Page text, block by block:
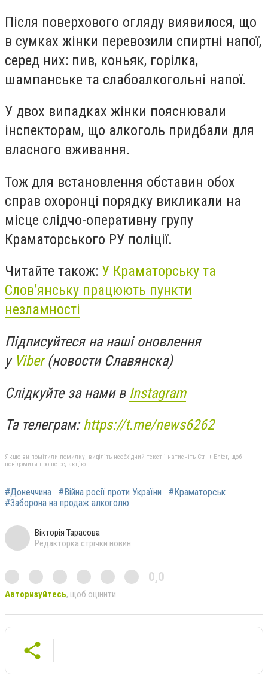
Після поверхового огляду виявилося, що
в сумках жінки перевозили спиртні напої,
серед них: пив, коньяк, горілка,
шампанське та слабоалкогольні напої.
У двох випадках жінки пояснювали
інспекторам, що алкоголь придбали для
власного вживання.
Тож для встановлення обставин обох
справ охоронці порядку викликали на
місце слідчо-оперативну групу
Краматорського РУ поліції.
Читайте також: У Краматорську та
Словʼянську працюють пункти
незламності
Підписуйтеся на наші оновлення
у Viber(новости Славянска)
Слідкуйте за нами в Instagram
Та телеграм:https://t.me/news6262
Якщо ви помітили помилку, виділіть необхідний текст і натисніть Ctrl + Enter, щоб
повідомити про це редакцію
#Донеччина #Війна росії проти України
#Краматорськ
#Заборона на продаж алкоголю
Вікторія Тарасова
Редакторка стрічки новин
0,0
Авторизуйтесь, щоб оцінити